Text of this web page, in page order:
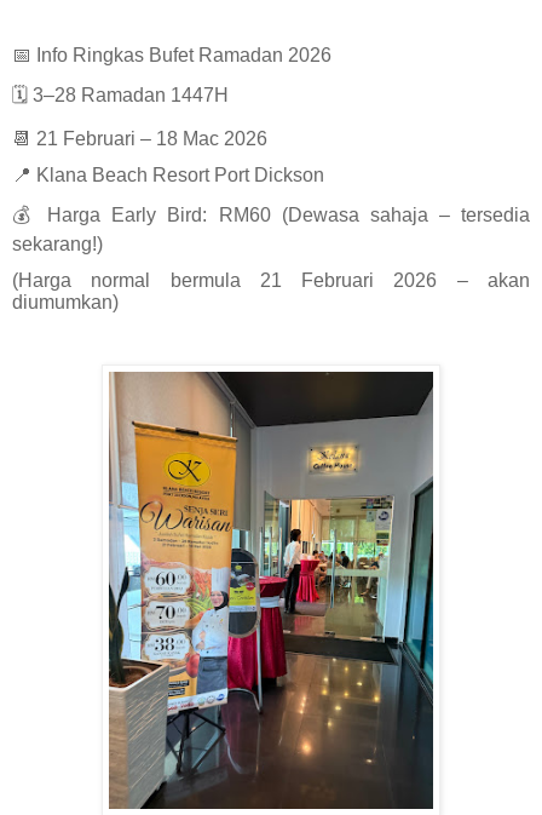
📅 Info Ringkas Bufet Ramadan 2026
🗓 3–28 Ramadan 1447H
📆 21 Februari – 18 Mac 2026
📍 Klana Beach Resort Port Dickson
💰 Harga Early Bird: RM60 (Dewasa sahaja – tersedia
sekarang!)
(Harga normal bermula 21 Februari 2026 – akan
diumumkan)